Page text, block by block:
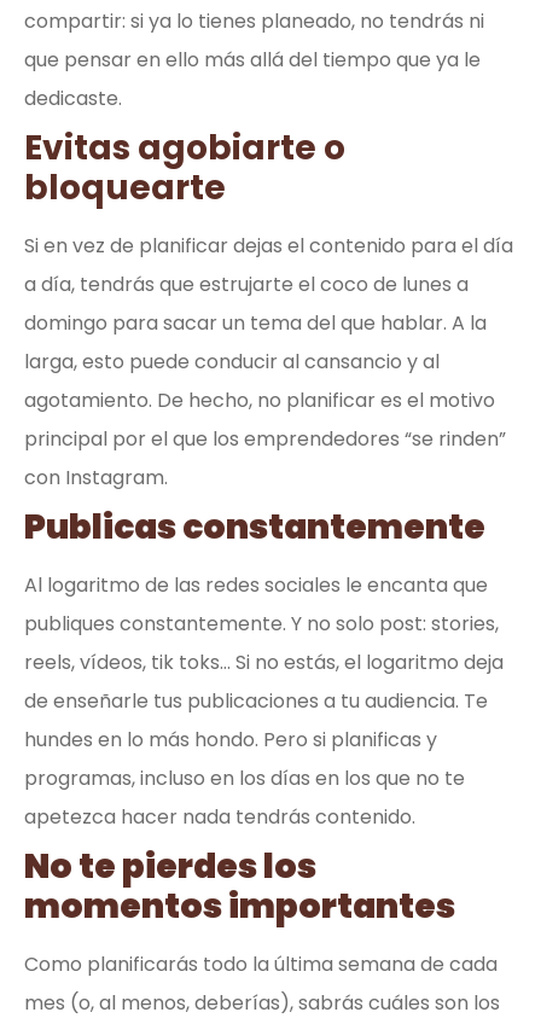
compartir: si ya lo tienes planeado, no tendrás ni
que pensar en ello más allá del tiempo que ya le
dedicaste.
Evitas agobiarte o
bloquearte
Si en vez de planificar dejas el contenido para el día
a día, tendrás que estrujarte el coco de lunes a
domingo para sacar un tema del que hablar. A la
larga, esto puede conducir al cansancio y al
agotamiento. De hecho, no planificar es el motivo
principal por el que los emprendedores “se rinden”
con Instagram.
Publicas constantemente
Al logaritmo de las redes sociales le encanta que
publiques constantemente. Y no solo post: stories,
reels, vídeos, tik toks… Si no estás, el logaritmo deja
de enseñarle tus publicaciones a tu audiencia. Te
hundes en lo más hondo. Pero si planificas y
programas, incluso en los días en los que no te
apetezca hacer nada tendrás contenido.
No te pierdes los
momentos importantes
Como planificarás todo la última semana de cada
mes (o, al menos, deberías), sabrás cuáles son los